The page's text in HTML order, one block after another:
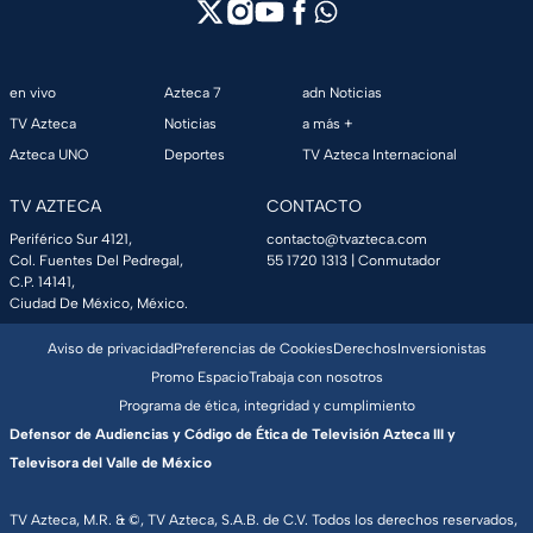
en vivo
TV Azteca
Azteca UNO
Azteca 7
Noticias
Deportes
adn Noticias
a más +
TV Azteca Internacional
TV AZTECA
Periférico Sur 4121,
Col. Fuentes Del Pedregal,
C.P. 14141,
Ciudad De México, México.
CONTACTO
contacto@tvazteca.com
55 1720 1313 | Conmutador
TV Azteca, M.R. & ©, TV Azteca, S.A.B. de C.V. Todos los derechos reservados,
Aviso de privacidadPreferencias de CookiesDerechosInversionistas
Promo EspacioTrabaja con nosotros
Programa de ética, integridad y cumplimiento
Defensor de Audiencias y Código de Ética de Televisión Azteca III y
Televisora del Valle de México